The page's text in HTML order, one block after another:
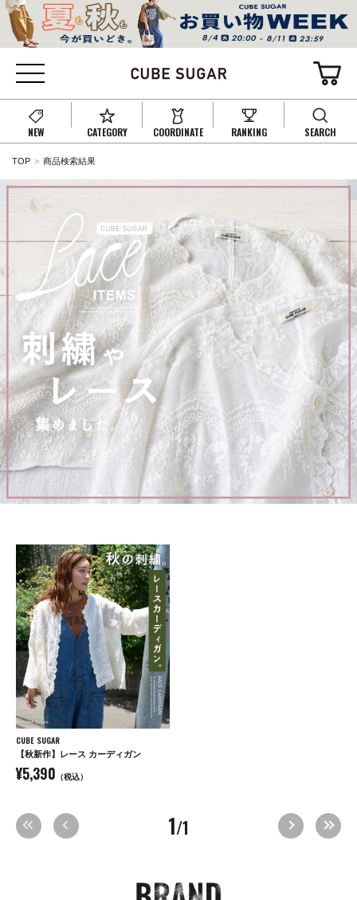
NEW CATEGORY COORDINATE RANKING SEARCH
TOP 商品検索結果
CUBE SUGAR
【秋新作】レース カーディガン
¥5,390 （税込）
1/1